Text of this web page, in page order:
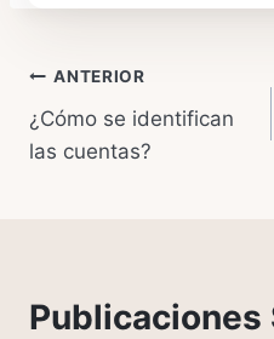
Navegación
de
ANTERIOR
¿Cómo se identifican
las cuentas?
Publicaciones